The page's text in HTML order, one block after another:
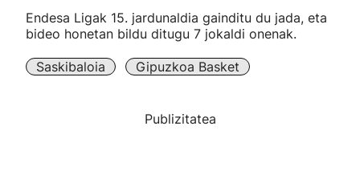
Mendi-lasterketak
Endesa Ligak 15. jardunaldia gainditu du jada, eta
bideo honetan bildu ditugu 7 jokaldi onenak.
Saskibaloia Gipuzkoa Basket
Publizitatea